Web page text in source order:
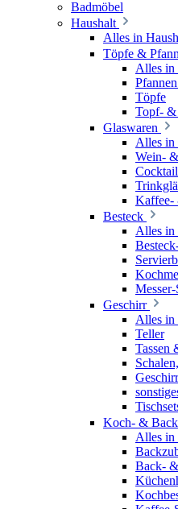
Badmöbel
Haushalt
Alles in
Töpfe &
Alles in
Töpfe
Topf- &
Glaswaren
Alles in
Wein-
Kaffee-
Besteck
Alles in
Messer-
Geschirr
Alles in
Teller
Tassen
Koch- &
Alles in
Back-